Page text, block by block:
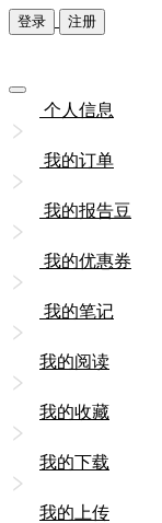
登录 注册
个人信息
我的订单
我的报告豆
我的优惠券
我的笔记
我的阅读
我的收藏
我的下载
我的上传